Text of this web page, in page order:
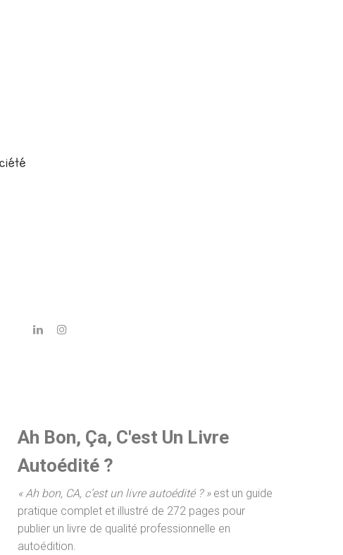
Ah Bon, Ça, C'est Un Livre
Autoédité ?
« Ah bon, CA, c’est un livre autoédité ? »est un guide
pratique complet et illustré de 272 pages pour
publier un livre de qualité professionnelle en
autoédition.